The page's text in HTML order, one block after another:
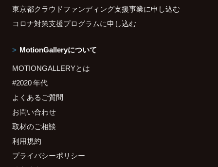
東京都クラウドファンディング支援事業に申し込む
コロナ対策支援プログラムに申し込む
MotionGalleryについて
MOTIONGALLERYとは
#2020 年代
よくあるご質問
お問い合わせ
取材のご相談
利用規約
プライバシーポリシー